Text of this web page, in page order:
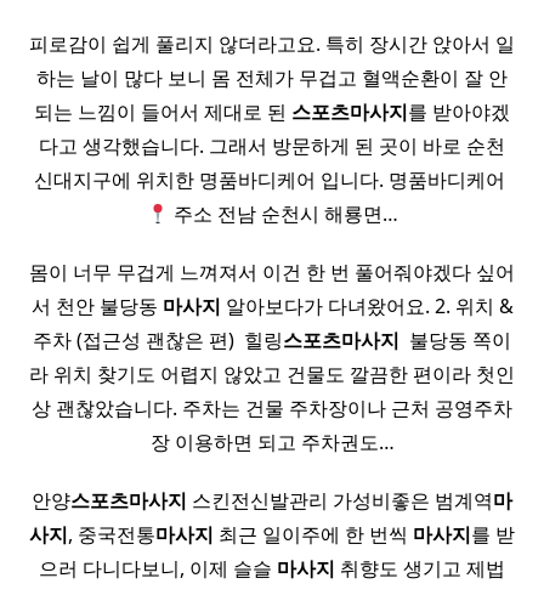
피로감이 쉽게 풀리지 않더라고요. 특히 장시간 앉아서 일
하는 날이 많다 보니 몸 전체가 무겁고 혈액순환이 잘 안
되는 느낌이 들어서 제대로 된 스포츠마사지를 받아야겠
다고 생각했습니다. 그래서 방문하게 된 곳이 바로 순천
신대지구에 위치한 명품바디케어 입니다. 명품바디케어 ​
주소 전남 순천시 해룡면…
몸이 너무 무겁게 느껴져서 이건 한 번 풀어줘야겠다 싶어
서 천안 불당동 마사지 알아보다가 다녀왔어요. 2. 위치 &
주차 (접근성 괜찮은 편) ​ 힐링스포츠마사지 ​ 불당동 쪽이
라 위치 찾기도 어렵지 않았고 건물도 깔끔한 편이라 첫인
상 괜찮았습니다. 주차는 건물 주차장이나 근처 공영주차
장 이용하면 되고 주차권도…
안양스포츠마사지 스킨전신발관리​ 가성비좋은 범계역마
사지, 중국전통마사지 최근 일이주에 한 번씩 마사지를 받
으러 다니다보니, 이제 슬슬 마사지 취향도 생기고 제법